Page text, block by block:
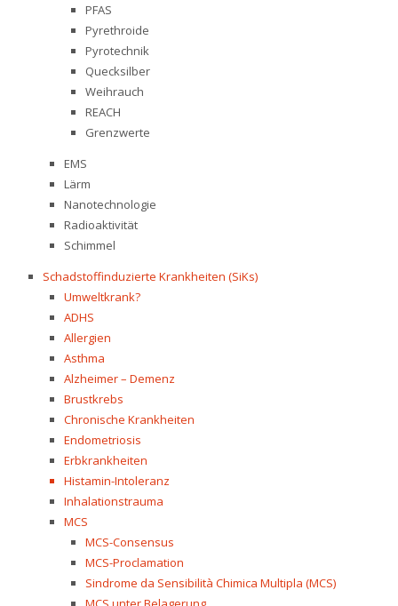
PFAS
Pyrethroide
Pyrotechnik
Quecksilber
Weihrauch
REACH
Grenzwerte
EMS
Lärm
Nanotechnologie
Radioaktivität
Schimmel
Schadstoffinduzierte Krankheiten (SiKs)
Umweltkrank?
ADHS
Allergien
Asthma
Alzheimer – Demenz
Brustkrebs
Chronische Krankheiten
Endometriosis
Erbkrankheiten
Histamin-Intoleranz
Inhalationstrauma
MCS
MCS-Consensus
MCS-Proclamation
Sindrome da Sensibilità Chimica Multipla (MCS)